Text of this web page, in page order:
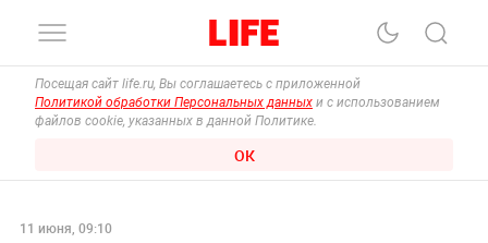
Посещая сайт life.ru, Вы соглашаетесь с приложенной
Политикой обработки Персональных данных и с использованием
файлов cookie, указанных в данной Политике.
ОК
11 июня, 09:10